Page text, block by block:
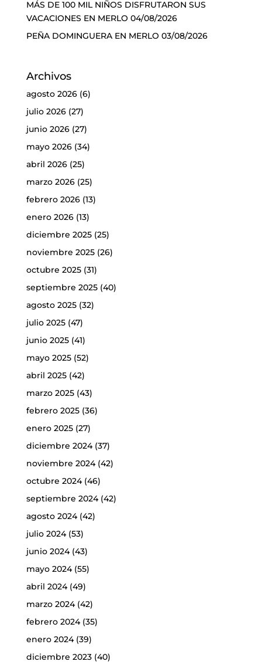
MÁS DE 100 MIL NIÑOS DISFRUTARON SUS
VACACIONES EN MERLO 04/08/2026
PEÑA DOMINGUERA EN MERLO 03/08/2026
Archivos
agosto 2026(6)
julio 2026(27)
junio 2026(27)
mayo 2026(34)
abril 2026(25)
marzo 2026(25)
febrero 2026(13)
enero 2026(13)
diciembre 2025(25)
noviembre 2025(26)
octubre 2025(31)
septiembre 2025(40)
agosto 2025(32)
julio 2025(47)
junio 2025(41)
mayo 2025(52)
abril 2025(42)
marzo 2025(43)
febrero 2025(36)
enero 2025(27)
diciembre 2024(37)
noviembre 2024(42)
octubre 2024(46)
septiembre 2024(42)
agosto 2024(42)
julio 2024(53)
junio 2024(43)
mayo 2024(55)
abril 2024(49)
marzo 2024(42)
febrero 2024(35)
enero 2024(39)
diciembre 2023(40)